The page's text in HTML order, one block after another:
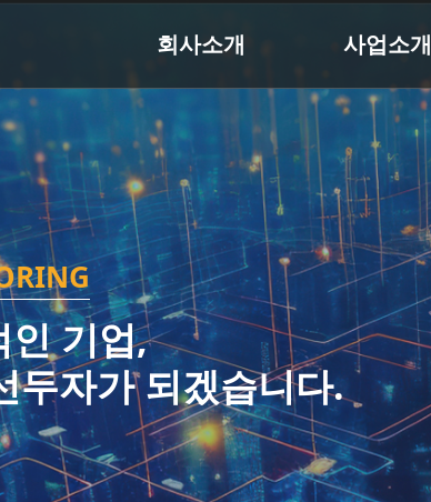
회사소개 사업소개
인 기업,
두자가 되겠습니다.